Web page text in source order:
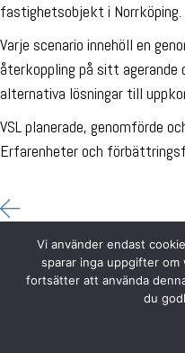
fastighetsobjekt i Norrköping.
Varje scenario innehöll en
återkoppling på sitt
alternativa lösningar till
VSL planerade, genomförde
Erfarenheter och
Vi använder endast
sparar inga uppgifter om
fortsätter att använda
du